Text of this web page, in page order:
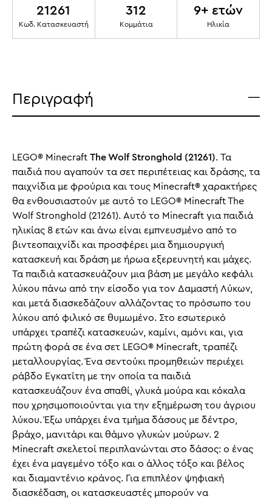
21261
Κωδ. Κατασκευαστή
312
Κομμάτια
9+ ετών
Ηλικία
Περιγραφή
LEGO® Minecraft The Wolf Stronghold (21261). Τα
παιδιά που αγαπούν τα σετ περιπέτειας και δράσης, τα
παιχνίδια με φρούρια και τους Minecraft® χαρακτήρες
θα ενθουσιαστούν με αυτό το LEGO® Minecraft The
Wolf Stronghold (21261). Αυτό το Minecraft για παιδιά
ηλικίας 8 ετών και άνω είναι εμπνευσμένο από το
βιντεοπαιχνίδι και προσφέρει μια δημιουργική
κατασκευή και δράση με ήρωα εξερευνητή και μάχες.
Τα παιδιά κατασκευάζουν μια βάση με μεγάλο κεφάλι
λύκου πάνω από την είσοδο για τον Δαμαστή Λύκων,
και μετά διασκεδάζουν αλλάζοντας το πρόσωπο του
λύκου από φιλικό σε θυμωμένο. Στο εσωτερικό
υπάρχει τραπέζι κατασκευών, καμίνι, αμόνι και, για
πρώτη φορά σε ένα σετ LEGO® Minecraft, τραπέζι
μεταλλουργίας. Ένα σεντούκι προμηθειών περιέχει
ράβδο Εγκατίτη με την οποία τα παιδιά
κατασκευάζουν ένα σπαθί, γλυκά μούρα και κόκαλα
που χρησιμοποιούνται για την εξημέρωση του άγριου
λύκου. Έξω υπάρχει ένα τμήμα δάσους με δέντρο,
βράχο, μανιτάρι και θάμνο γλυκών μούρων. 2
Minecraft σκελετοί περιπλανώνται στο δάσος: ο ένας
έχει ένα μαγεμένο τόξο και ο άλλος τόξο και βέλος
και διαμαντένιο κράνος. Για επιπλέον ψηφιακή
διασκέδαση, οι κατασκευαστές μπορούν να